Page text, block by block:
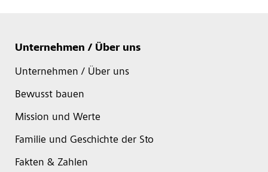
Unternehmen / Über uns
Unternehmen / Über uns
Bewusst bauen
Mission und Werte
Familie und Geschichte der Sto
Fakten & Zahlen